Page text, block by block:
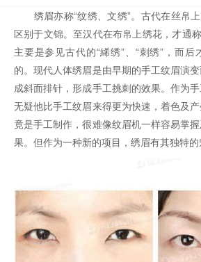
绣眉亦称“纹绣、文绣”。古代在丝帛上
区别于文锦。至汉代在布帛上绣花，才通
主要是参见古代的“絺绣”、“刺绣”，而后
的。现代人体绣眉是由早期的手工纹眉演
成斜面排针，形成手工挑刺的效果。作为
无疑他比手工纹眉来得更为快速，着色及
竟是手工制作，很难像纹眉机一样容易掌
果。但作为一种新的项目，绣眉有其独特的